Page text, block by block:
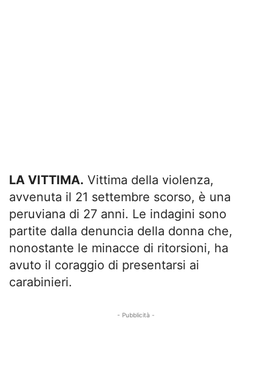
LA VITTIMA. Vittima della violenza,
avvenuta il 21 settembre scorso, è una
peruviana di 27 anni. Le indagini sono
partite dalla denuncia della donna che,
nonostante le minacce di ritorsioni, ha
avuto il coraggio di presentarsi ai
carabinieri.
- Pubblicità -